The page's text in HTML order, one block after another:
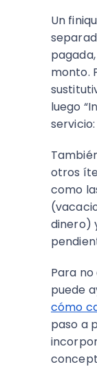
Un
monto.
luego
servicio:
otros
como
dinero)
Para
puede
cómo
paso a